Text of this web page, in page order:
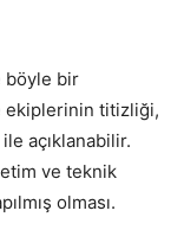
böyle bir
ekiplerinin titizliği,
açıklanabilir.
ve teknik
olması.